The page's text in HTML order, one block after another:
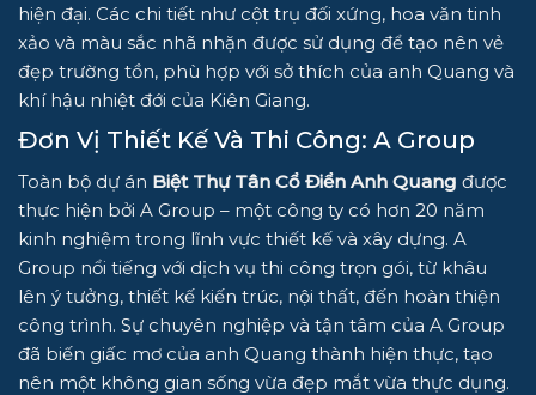
hiện đại. Các chi tiết như cột trụ đối xứng, hoa văn tinh
xảo và màu sắc nhã nhặn được sử dụng để tạo nên vẻ
đẹp trường tồn, phù hợp với sở thích của anh Quang và
khí hậu nhiệt đới của Kiên Giang.
Đơn Vị Thiết Kế Và Thi Công: A Group
Toàn bộ dự án Biệt Thự Tân Cổ Điển Anh Quang được
thực hiện bởi A Group – một công ty có hơn 20 năm
kinh nghiệm trong lĩnh vực thiết kế và xây dựng. A
Group nổi tiếng với dịch vụ thi công trọn gói, từ khâu
lên ý tưởng, thiết kế kiến trúc, nội thất, đến hoàn thiện
công trình. Sự chuyên nghiệp và tận tâm của A Group
đã biến giấc mơ của anh Quang thành hiện thực, tạo
nên một không gian sống vừa đẹp mắt vừa thực dụng.